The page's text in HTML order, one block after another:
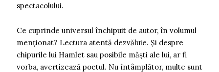
spectacolului.
Ce cuprinde universul închipuit de autor, în volumul
menționat? Lectura atentă dezvăluie. Și despre
chipurile lui Hamlet sau posibile măști ale lui, ar fi
vorba, avertizează poetul. Nu întâmplător, multe sunt